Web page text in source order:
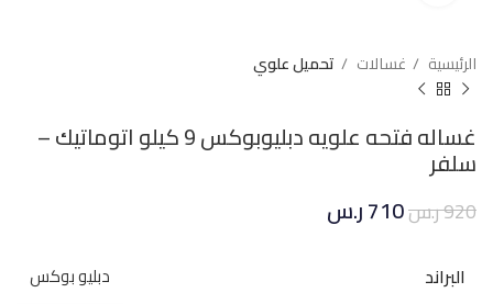
الرئيسية غسالات تحميل علوي
غساله فتحه علويه دبليوبوكس 9 كيلو اتوماتيك –
سلفر
920ر.س710ر.س
البراند دبليو بوكس